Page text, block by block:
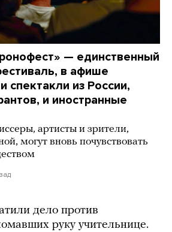
— единственный
в афише
спектакли из России,
и иностранные
артисты и зрители,
могут вновь почувствовать
дело против
руку учительнице.